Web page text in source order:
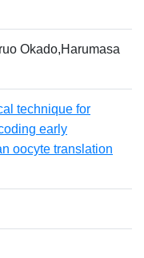
Okado,Harumasa
technique for
early
oocyte translation